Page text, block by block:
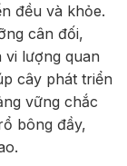
đều và khỏe.
cân đối,
vi lượng quan
cây phát triển
vững chắc
bông đầy,